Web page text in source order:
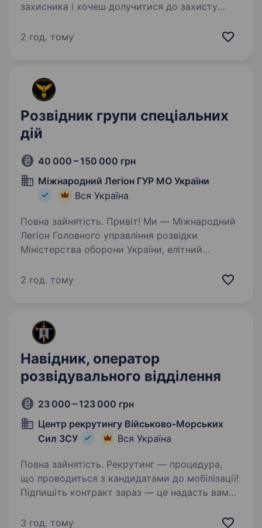
захисника і хочеш долучитися до захисту
територіальної оборони запрошує тебе стати
2 год. тому
Розвідник групи спеціальних
дій
40 000 – 150 000 грн
Міжнародний Легіон ГУР МО України
Вся Україна
Повна зайнятість. Привіт! Ми — Міжнародний
Легіон Головного управління розвідки
Міністерства оборони України, елітний
за свободу та безпеку нашої країни. Якщо ти
2 год. тому
Навідник, оператор
розвідувального відділення
23 000 – 123 000 грн
Центр рекрутингу Військово-Морських
Сил ЗСУ
Вся Україна
Повна зайнятість. Рекрутинг — процедура,
що проводиться з кандидатами до мобілізації!
Підпишіть контракт зараз — це надасть вам
всі соціальні гарантії вчасно. Основна
3 год. тому